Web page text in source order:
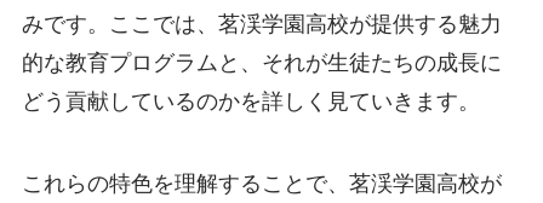
みです。ここでは、茗渓学園高校が提供する魅力
的な教育プログラムと、それが生徒たちの成長に
どう貢献しているのかを詳しく見ていきます。
これらの特色を理解することで、茗渓学園高校が